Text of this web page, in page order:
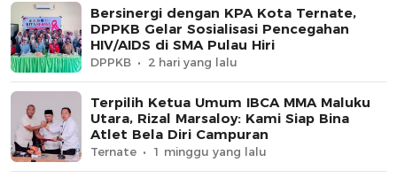
Bersinergi dengan KPA Kota Ternate,
DPPKB Gelar Sosialisasi Pencegahan
HIV/AIDS di SMA Pulau Hiri
DPPKB 2 hari yang lalu
Terpilih Ketua Umum IBCA MMA Maluku
Utara, Rizal Marsaloy: Kami Siap Bina
Atlet Bela Diri Campuran
Ternate 1 minggu yang lalu